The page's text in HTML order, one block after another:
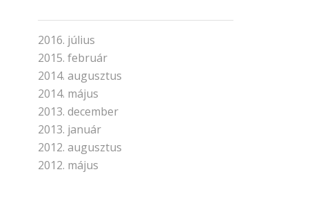
2016. július
2015. február
2014. augusztus
2014. május
2013. december
2013. január
2012. augusztus
2012. május